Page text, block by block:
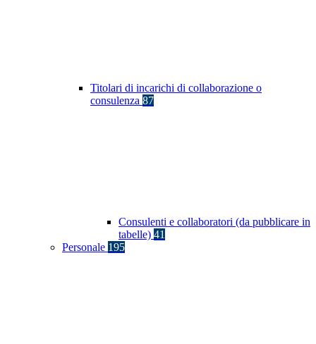
Titolari di incarichi di collaborazione o
consulenza 87
Consulenti e collaboratori (da pubblicare in
tabelle) 41
Personale 195